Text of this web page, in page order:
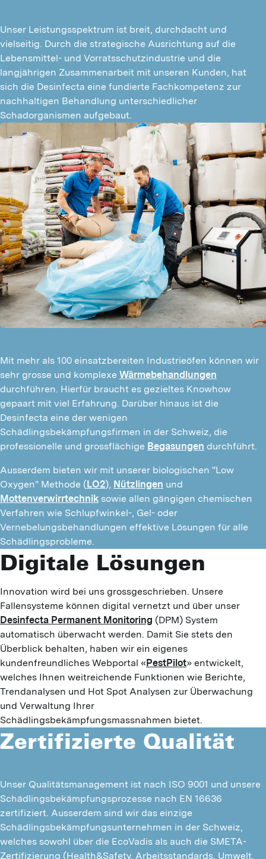
Unser Leistungsspektrum ist breit, durchdacht und
vielseitig. Durch die strategische Ausrichtung auf die
Lebensmittel- und Vorratsschutzindustrie und die
langjährigen Zusammenarbeit mit unseren Kunden, hat
sich die Desinfecta eine fundierte Fachkompetenz zur
nachhaltigen Behandlung unterschiedlicher
Schadorganismen aufgebaut.
Mit mehr als 100 einsatzbereiten Industrieöfen können wir
sehr grosse und komplexe Wärmebehandlungen
durchführen. Hierfür braucht es gezieltes Knowhow
gepaart mit viel Erfahrung. Darüber hinaus ist die
Desinfecta eine der wenigen
Schädlingsbekämpfungsfirmen in der Schweiz, die
professionelle und grossflächige Begasungen durchführt.
Ausserdem bieten wir mit unserer biologischen "Low
Oxygen" Methode ( LO2), Nützlingen und
Mottenverwirrtechnik sowie allen gängigen chemischen
Verfahren wie Schlupfwinkel-, Gel- oder
Vernebelungsbehandlungen effektive Lösungen für alle
Schädlingsprobleme.
Digitale Lösungen
Innovation wird bei uns grossgeschrieben. Unsere
Fallensysteme können digital vernetzt und über unser
Desinfecta Permanent Monitoring (DPM) System
automatisch überwacht werden. Damit Sie stets den
Überblick behalten, haben wir ein eigenes
kundenfreundliches Webportal « PestPilot» entwickelt,
welches Ihnen weitreichende Funktionen wie Berichte,
Trendanalysen und Hot Spot Analysen zur Überwachung
und Verwaltung Ihrer
Schädlingsbekämpfungsmassnahmen bietet.
Zertifizierte Qualität
Unser Qualitätsmanagement ist nach ISO 9001 und unsere
Schädlingsbekämpfungsprozesse nach EN 16636
zertifiziert. Ausserdem sind wir das einzige
Schädlingsbekämpfungsunternehmen in der Schweiz,
welches sowohl über die EcoVadis als auch die SMETA-
Zertifizierung (Health&Safety, Arbeitsstandards, Umwelt,